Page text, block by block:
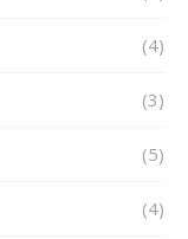
(4)
(3)
(5)
(4)